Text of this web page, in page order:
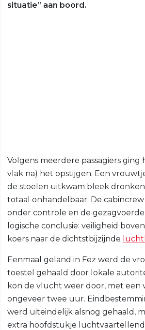
situatie” aan boord.
Volgens meerdere passagiers ging
vlak na) het opstijgen. Een
de stoelen uitkwam bleek
totaal onhandelbaar. De
onder controle en de
logische conclusie: veiligheid
koers naar de dichtstbijzijnde
Eenmaal geland in Fez werd de
toestel gehaald door lokale
kon de vlucht weer door, met een
ongeveer twee uur.
werd uiteindelijk alsnog gehaald,
extra hoofdstukje